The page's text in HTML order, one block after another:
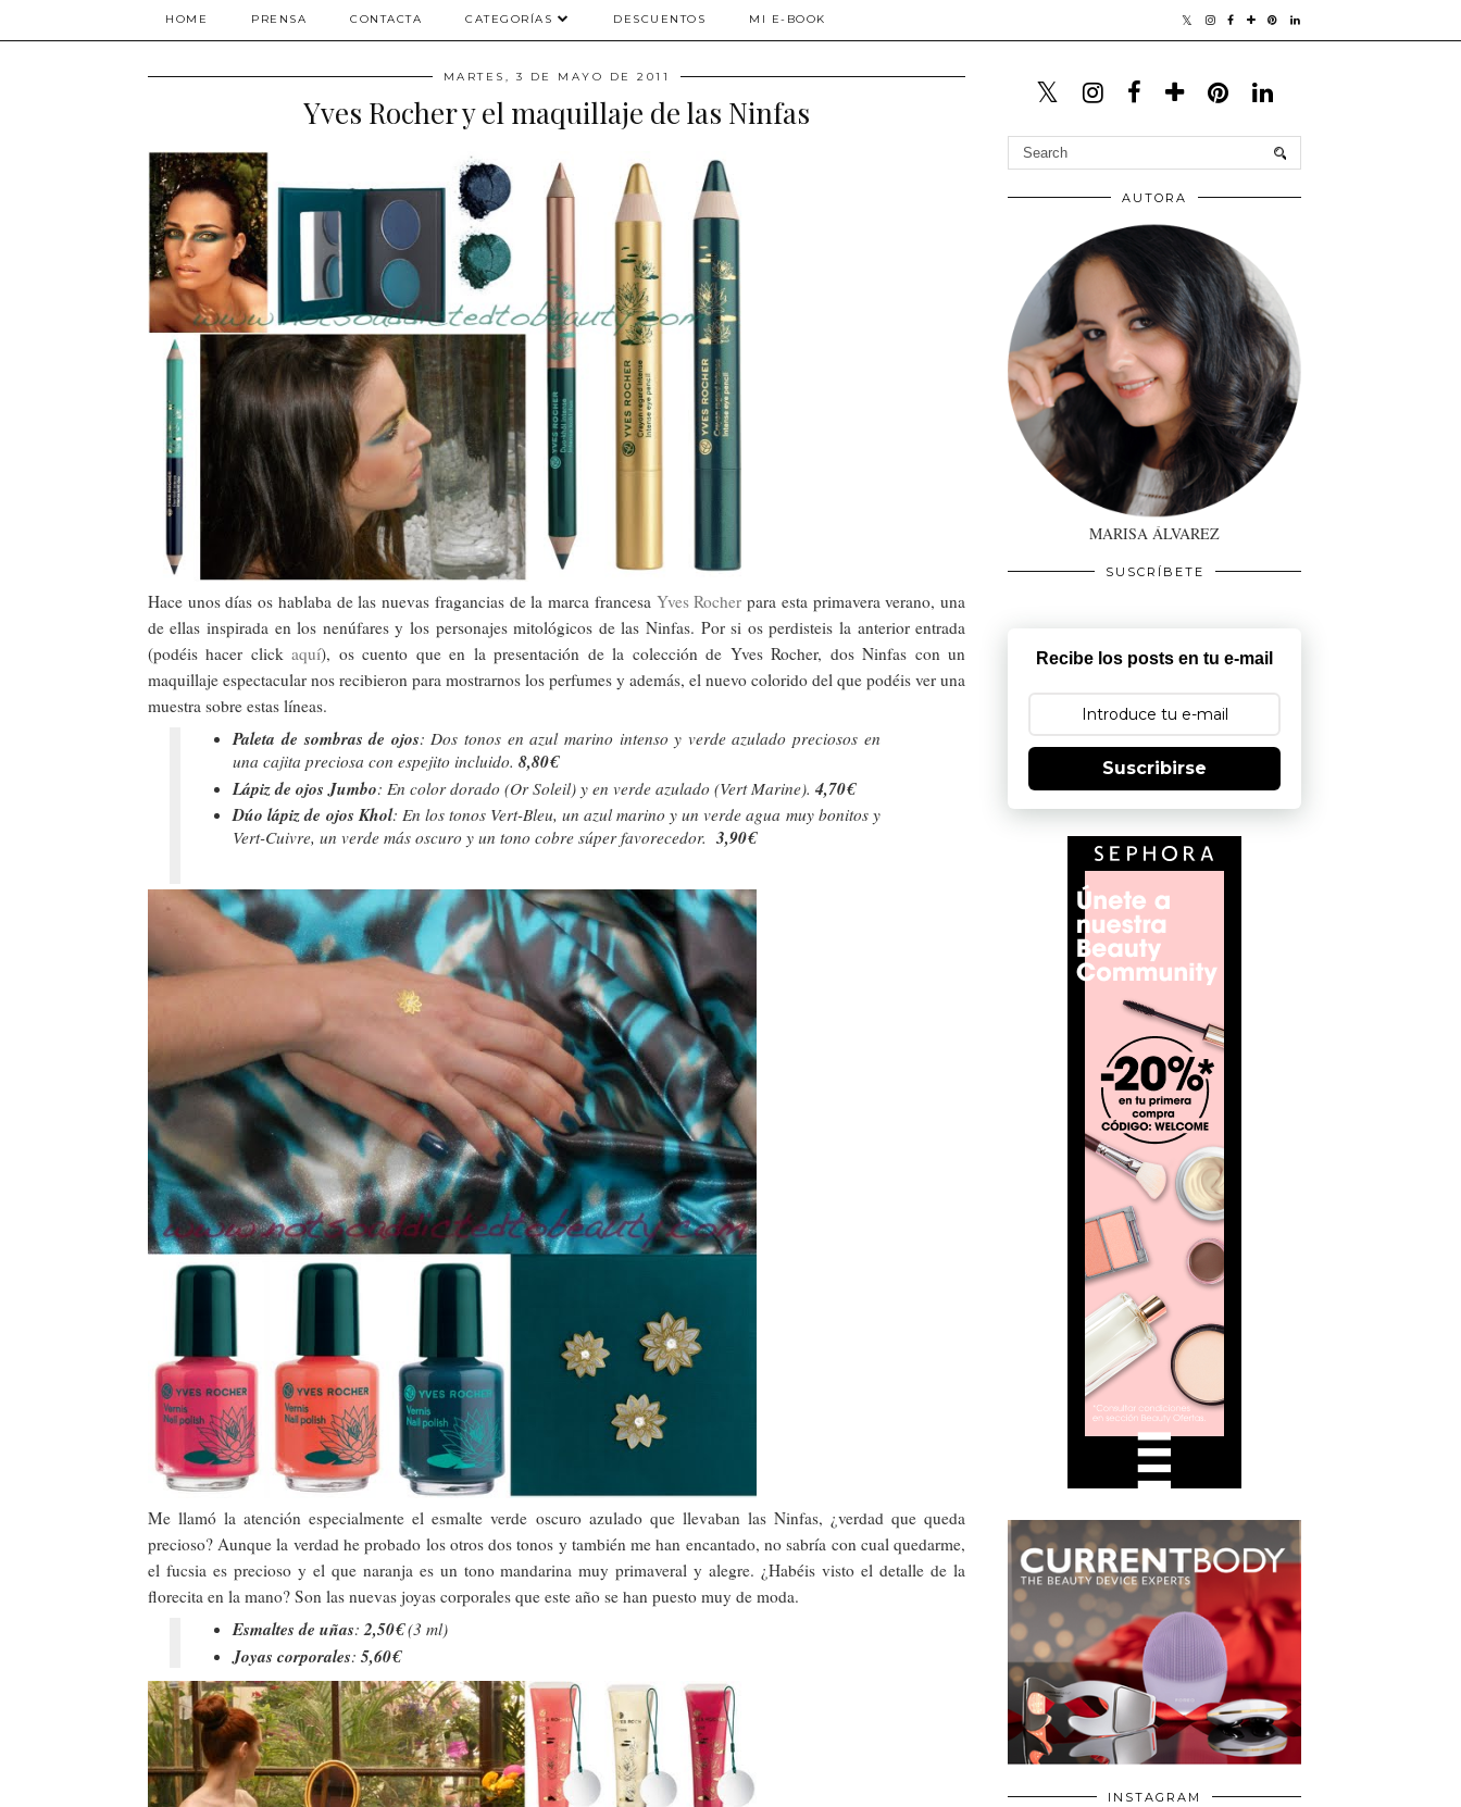
HOME PRENSA CONTACTA CATEGORÍAS DESCUENTOS MI E-BOOK
MARTES, 3 DE MAYO DE 2011
Yves Rocher y el maquillaje de las Ninfas
Hace unos días os hablaba de las nuevas fragancias de la marca francesa Yves Rocher para esta primavera verano, una
de ellas inspirada en los nenúfares y los personajes mitológicos de las Ninfas. Por si os perdisteis la anterior entrada
(podéis hacer clickaquí), os cuento que en la presentación de la colección de Yves Rocher, dos Ninfas con un
maquillaje espectacular nos recibieron para mostrarnos los perfumes y además, el nuevo colorido del que podéis ver una
muestra sobre estas líneas.
Paleta de sombras de ojos: Dos tonos en azul marino intenso y verde azulado preciosos en
una cajita preciosa con espejito incluido.8,80€
Lápiz de ojos Jumbo: En color dorado (Or Soleil) y en verde azulado (Vert Marine).4,70€
Dúo lápiz de ojos Khol: En los tonos Vert-Bleu, un azul marino y un verde agua muy bonitos y
Vert-Cuivre, un verde más oscuro y un tono cobre súper favorecedor.3,90€
Me llamó la atención especialmente el esmalte verde oscuro azulado que llevaban las Ninfas, ¿verdad que queda
precioso? Aunque la verdad he probado los otros dos tonos y también me han encantado, no sabría con cual quedarme,
el fucsia es precioso y el que naranja es un tono mandarina muy primaveral y alegre. ¿Habéis visto el detalle de la
florecita en la mano? Son las nuevas joyas corporales que este año se han puesto muy de moda.
Esmaltes de uñas:2,50€(3 ml)
Joyas corporales:5,60€
AUTORA
MARISA ÁLVAREZ
SUSCRÍBETE
Recibe los posts en tu e-mail
Suscribirse
INSTAGRAM